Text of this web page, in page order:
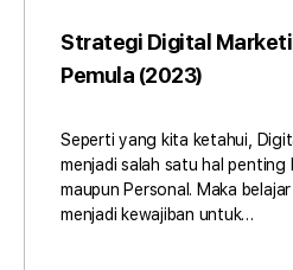
Strategi Digital
Pemula (2023)
Seperti yang kita ketahui,
menjadi salah satu hal penting
maupun Personal. Maka
menjadi kewajiban untuk…